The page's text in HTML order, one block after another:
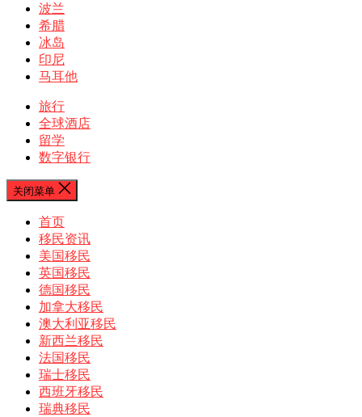
波兰
希腊
冰岛
印尼
马耳他
旅行
全球酒店
留学
数字银行
关闭菜单
首页
移民资讯
美国移民
英国移民
德国移民
加拿大移民
澳大利亚移民
新西兰移民
法国移民
瑞士移民
西班牙移民
瑞典移民